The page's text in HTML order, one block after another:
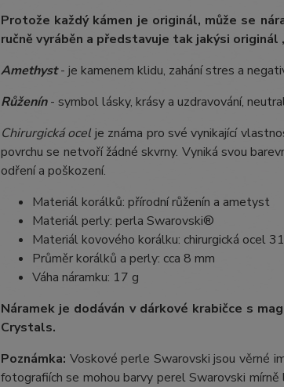
Protože každý kámen je originál, může se
ručně vyráběn a představuje tak jakýsi originál
Amethyst- je kamenem klidu, zahání stres a
Růženín- symbol lásky, krásy a uzdravování,
Chirurgická ocel je známa pro své vynikající
povrchu se netvoří žádné skvrny. Vyniká svou
odření a poškození.
Materiál korálků: přírodní růženín a ametyst
Materiál perly: perla Swarovski®
Materiál kovového korálku: chirurgická ocel
Průměr korálků a perly: cca 8 mm
Váha náramku: 17 g
Náramek je dodáván v dárkové krabičce s
Crystals.
Poznámka: Voskové perle Swarovski jsou věrné
fotografiích se mohou barvy perel Swarovski